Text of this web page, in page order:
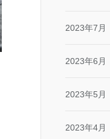
2023年7月
2023年6月
2023年5月
2023年4月